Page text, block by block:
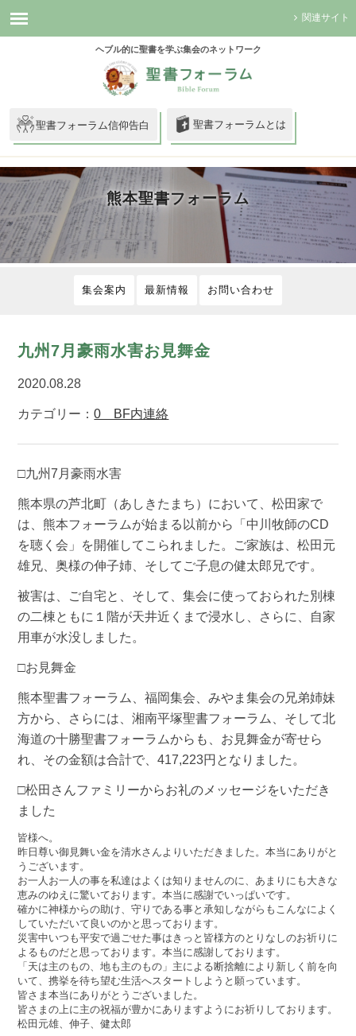
関連サイト
ヘブル的に聖書を学ぶ集会のネットワーク
聖書フォーラム信仰告白 聖書フォーラムとは
熊本聖書フォーラム
集会案内 最新情報 お問い合わせ
九州7月豪雨水害お見舞金
2020.08.28
カテゴリー：0 BF内連絡
□九州7月豪雨水害
熊本県の芦北町（あしきたまち）において、松田家で
は、熊本フォーラムが始まる以前から「中川牧師のCD
を聴く会」を開催してこられました。ご家族は、松田元
雄兄、奥様の伸子姉、そしてご子息の健太郎兄です。
被害は、ご自宅と、そして、集会に使っておられた別棟
の二棟ともに１階が天井近くまで浸水し、さらに、自家
用車が水没しました。
□お見舞金
熊本聖書フォーラム、福岡集会、みやま集会の兄弟姉妹
方から、さらには、湘南平塚聖書フォーラム、そして北
海道の十勝聖書フォーラムからも、お見舞金が寄せら
れ、その金額は合計で、417,223円となりました。
□松田さんファミリーからお礼のメッセージをいただき
ました
皆様へ。
昨日尊い御見舞い金を清水さんよりいただきました。本当にありがと
うございます。
お一人お一人の事を私達はよくは知りませんのに、あまりにも大きな
恵みのゆえに驚いております。本当に感謝でいっぱいです。
確かに神様からの助け、守りである事と承知しながらもこんなによく
していただいて良いのかと思っております。
災害中いつも平安で過ごせた事はきっと皆様方のとりなしのお祈りに
よるものだと思っております。本当に感謝しております。
「天は主のもの、地も主のもの」主による断捨離により新しく前を向
いて、携挙を待ち望む生活へスタートしようと願っています。
皆さま本当にありがとうございました。
皆さまの上に主の祝福が豊かにありますようにお祈りしております。
松田元雄、伸子、健太郎